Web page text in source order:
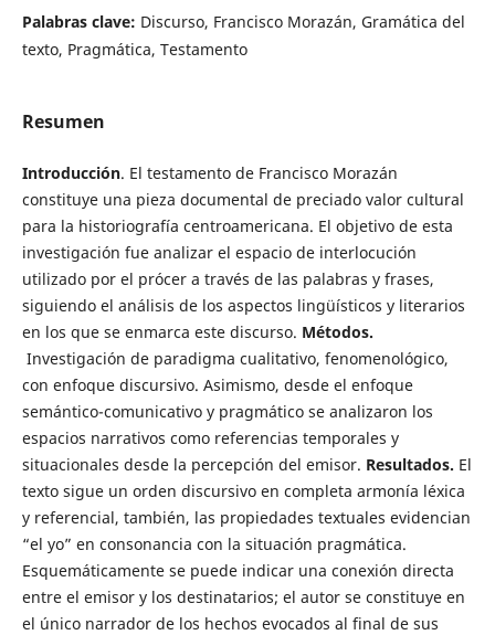
Palabras clave: Discurso, Francisco Morazán, Gramática del
texto, Pragmática, Testamento
Resumen
Introducción. El testamento de Francisco Morazán
constituye una pieza documental de preciado valor cultural
para la historiografía centroamericana. El objetivo de esta
investigación fue analizar el espacio de interlocución
utilizado por el prócer a través de las palabras y frases,
siguiendo el análisis de los aspectos lingüísticos y literarios
en los que se enmarca este discurso. Métodos.
Investigación de paradigma cualitativo, fenomenológico,
con enfoque discursivo. Asimismo, desde el enfoque
semántico-comunicativo y pragmático se analizaron los
espacios narrativos como referencias temporales y
situacionales desde la percepción del emisor. Resultados. El
texto sigue un orden discursivo en completa armonía léxica
y referencial, también, las propiedades textuales evidencian
“el yo” en consonancia con la situación pragmática.
Esquemáticamente se puede indicar una conexión directa
entre el emisor y los destinatarios; el autor se constituye en
el único narrador de los hechos evocados al final de sus